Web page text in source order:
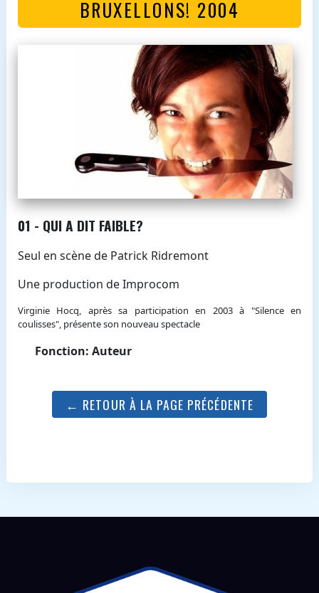
BRUXELLONS! 2004
01 - QUI A DIT FAIBLE?
Seul en scène de Patrick Ridremont
Une production de Improcom
Virginie Hocq, après sa participation en 2003 à "Silence en
coulisses", présente son nouveau spectacle
Fonction: Auteur
← RETOUR À LA PAGE PRÉCÉDENTE